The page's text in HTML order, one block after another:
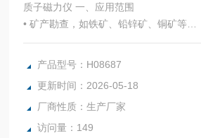
质子磁力仪 一、应用范围
• 矿产勘查，如铁矿、铅锌矿、铜矿等
• 配合矿区勘探，研究矿体的埋深、产
的形状、大小，估计矿床规模
等问题
• 普查、祥查、地质填图
• 航空及海洋磁测的地面日变站
产品型号：H08687
更新时间：2026-05-18
厂商性质：生产厂家
访问量：149